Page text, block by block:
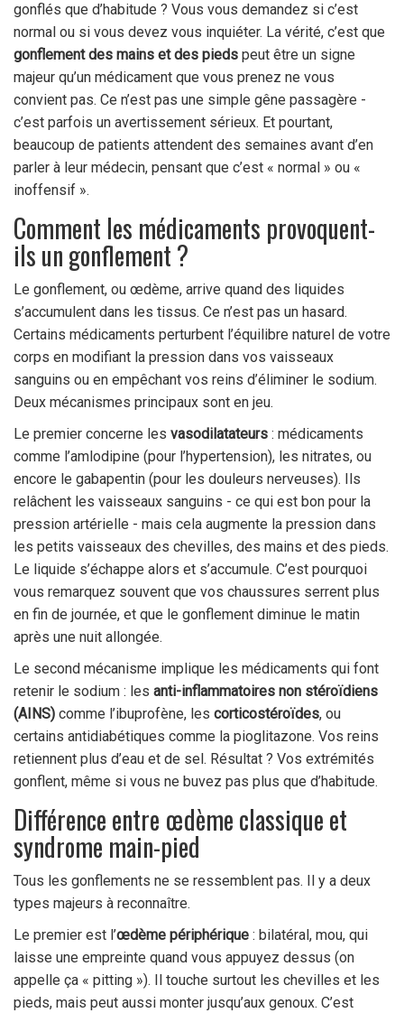
gonflés que d’habitude ? Vous vous demandez si c’est
normal ou si vous devez vous inquiéter. La vérité, c’est que
gonflement des mains et des pieds peut être un signe
majeur qu’un médicament que vous prenez ne vous
convient pas. Ce n’est pas une simple gêne passagère -
c’est parfois un avertissement sérieux. Et pourtant,
beaucoup de patients attendent des semaines avant d’en
parler à leur médecin, pensant que c’est « normal » ou «
inoffensif ».
Comment les médicaments provoquent-
ils un gonflement ?
Le gonflement, ou œdème, arrive quand des liquides
s’accumulent dans les tissus. Ce n’est pas un hasard.
Certains médicaments perturbent l’équilibre naturel de votre
corps en modifiant la pression dans vos vaisseaux
sanguins ou en empêchant vos reins d’éliminer le sodium.
Deux mécanismes principaux sont en jeu.
Le premier concerne les vasodilatateurs : médicaments
comme l’amlodipine (pour l’hypertension), les nitrates, ou
encore le gabapentin (pour les douleurs nerveuses). Ils
relâchent les vaisseaux sanguins - ce qui est bon pour la
pression artérielle - mais cela augmente la pression dans
les petits vaisseaux des chevilles, des mains et des pieds.
Le liquide s’échappe alors et s’accumule. C’est pourquoi
vous remarquez souvent que vos chaussures serrent plus
en fin de journée, et que le gonflement diminue le matin
après une nuit allongée.
Le second mécanisme implique les médicaments qui font
retenir le sodium : les anti-inflammatoires non stéroïdiens
(AINS) comme l’ibuprofène, les corticostéroïdes, ou
certains antidiabétiques comme la pioglitazone. Vos reins
retiennent plus d’eau et de sel. Résultat ? Vos extrémités
gonflent, même si vous ne buvez pas plus que d’habitude.
Différence entre œdème classique et
syndrome main-pied
Tous les gonflements ne se ressemblent pas. Il y a deux
types majeurs à reconnaître.
Le premier est l’œdème périphérique : bilatéral, mou, qui
laisse une empreinte quand vous appuyez dessus (on
appelle ça « pitting »). Il touche surtout les chevilles et les
pieds, mais peut aussi monter jusqu’aux genoux. C’est